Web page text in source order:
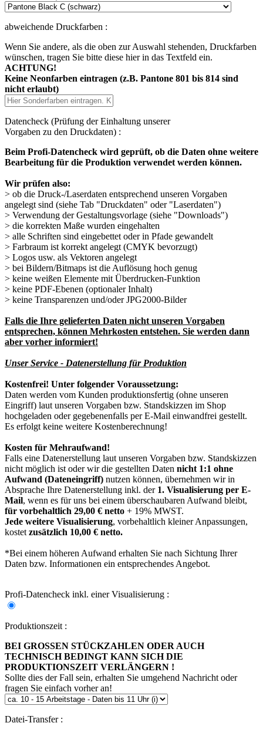
abweichende Druckfarben :
Wenn Sie andere, als die oben zur Auswahl stehenden, Druckfarben
wünschen, tragen Sie bitte diese hier in das Textfeld ein.
ACHTUNG!
Keine Neonfarben eintragen (z.B. Pantone 801 bis 814 sind
nicht erlaubt)
Datencheck (Prüfung der Einhaltung unserer
Vorgaben zu den Druckdaten) :
Beim Profi-Datencheck wird geprüft, ob die Daten ohne weitere
Bearbeitung für die Produktion verwendet werden können.
Wir prüfen also:
> ob die Druck-/Laserdaten entsprechend unseren Vorgaben
angelegt sind (siehe Tab "Druckdaten" oder "Laserdaten")
> Verwendung der Gestaltungsvorlage (siehe "Downloads")
> die korrekten Maße wurden eingehalten
> alle Schriften sind eingebettet oder in Pfade gewandelt
> Farbraum ist korrekt angelegt (CMYK bevorzugt)
> Logos usw. als Vektoren angelegt
> bei Bildern/Bitmaps ist die Auflösung hoch genug
> keine weißen Elemente mit Überdrucken-Funktion
> keine PDF-Ebenen (optionaler Inhalt)
> keine Transparenzen und/oder JPG2000-Bilder
Falls die Ihre gelieferten Daten nicht unseren Vorgaben
entsprechen, können Mehrkosten entstehen. Sie werden dann
aber vorher informiert!
Unser Service - Datenerstellung für Produktion
Kostenfrei! Unter folgender Voraussetzung:
Daten werden vom Kunden produktionsfertig (ohne unseren
Eingriff) laut unseren Vorgaben bzw. Standskizzen im Shop
hochgeladen oder gegebenenfalls per E-Mail einwandfrei gestellt.
Es erfolgt keine weitere Kostenberechnung!
Kosten für Mehraufwand!
Falls eine Datenerstellung laut unseren Vorgaben bzw. Standskizzen
nicht möglich ist oder wir die gestellten Daten nicht 1:1 ohne
Aufwand (Dateneingriff) nutzen können, übernehmen wir in
Absprache Ihre Datenerstellung inkl. der 1. Vi­su­a­li­sie­rung per E-
Mail, wenn es für uns bei einem überschaubaren Aufwand bleibt,
für vorbehaltlich 29,00 € netto + 19% MWST.
Jede weitere Visualisierung, vorbehaltlich kleiner Anpassungen,
kostet zusätzlich 10,00 € netto.
*Bei einem höheren Aufwand erhalten Sie nach Sichtung Ihrer
Daten bzw. Informationen ein entsprechendes Angebot.
Profi-Datencheck inkl. einer Visualisierung :
Produktionszeit :
BEI GROSSEN STÜCKZAHLEN ODER AUCH
TECHNISCH BEDINGT KANN SICH DIE
PRODUKTIONSZEIT VERLÄNGERN !
Sollte dies der Fall sein, erhalten Sie umgehend Nachricht oder
fragen Sie einfach vorher an!
Datei-Transfer :